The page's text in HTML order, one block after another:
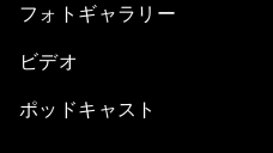
フォトギャラリー
ビデオ
ポッドキャスト